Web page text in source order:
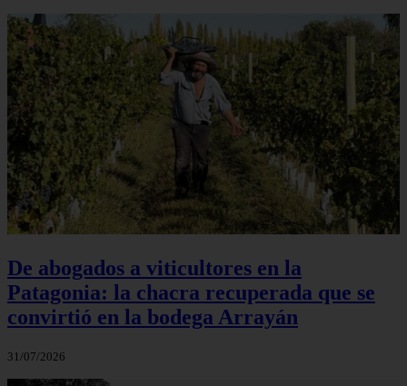
De abogados a viticultores en la
Patagonia: la chacra recuperada que se
convirtió en la bodega Arrayán
31/07/2026